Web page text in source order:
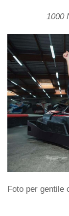
1000
Foto per gentile